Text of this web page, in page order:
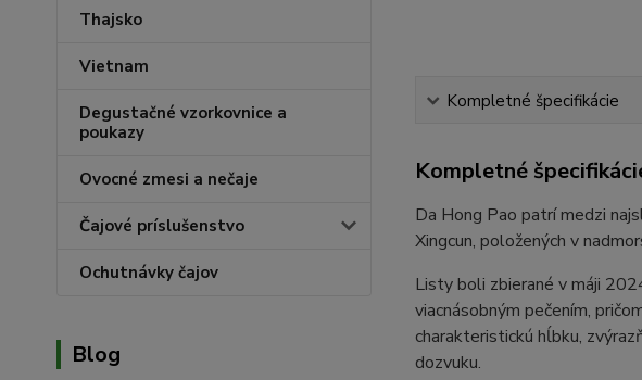
Thajsko
Vietnam
Degustačné vzorkovnice a
poukazy
Ovocné zmesi a nečaje
Čajové príslušenstvo
Ochutnávky čajov
Blog
Kompletné špecifikácie
Kompletné
Da Hong Pao patrí medzi
Xingcun, položených v
Listy boli zbierané v máji
viacnásobným pečením,
charakteristickú hĺbku,
dozvuku.